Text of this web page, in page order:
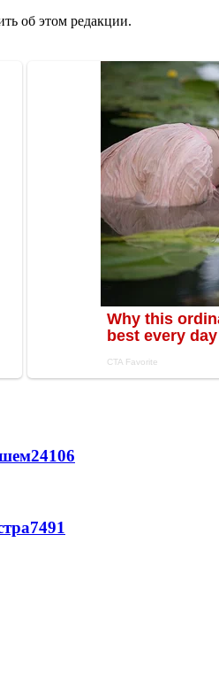
об этом редакции.
24106
7491